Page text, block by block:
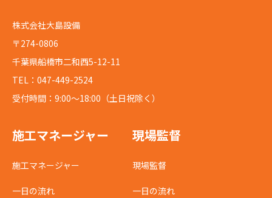
株式会社大島設備
〒274-0806
千葉県船橋市二和西5-12-11
TEL：047-449-2524
受付時間：9:00～18:00（土日祝除く）
施工マネージャー
施工マネージャー
一日の流れ
現場監督
現場監督
一日の流れ